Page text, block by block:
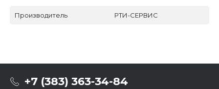
Производитель РТИ-СЕРВИС
+7 (383) 363-34-84